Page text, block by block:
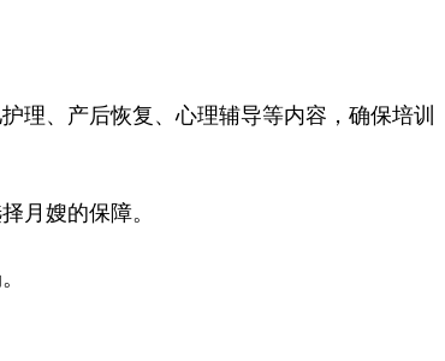
、产后恢复、心理辅导等内容，确保培训
月嫂的保障。